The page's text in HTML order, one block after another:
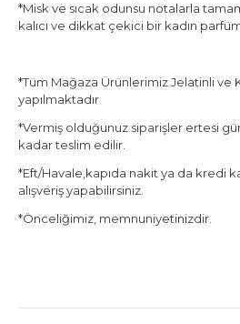
*Misk ve sıcak odunsu notalarla
kalıcı ve dikkat çekici bir kadın
*Tüm Mağaza Ürünlerimiz Jelatinli ve
yapılmaktadır
*Vermiş olduğunuz siparişler ertesi
kadar teslim edilir.
*Eft/Havale,kapıda nakit ya da kredi
alışveriş yapabilirsiniz.
*Önceliğimiz, memnuniyetinizdir.